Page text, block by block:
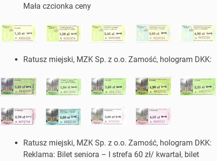
Mała czcionka ceny
Ratusz miejski, MZK Sp. z o.o. Zamość, hologram DKK:
Ratusz miejski, MZK Sp. z o.o. Zamość, hologram DKK:
Reklama: Bilet seniora – I strefa 60 zł/ kwartał, bilet